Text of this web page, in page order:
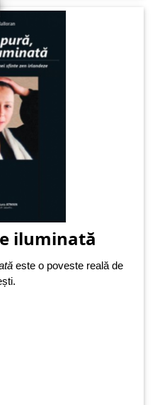
iluminată
este o poveste reală de